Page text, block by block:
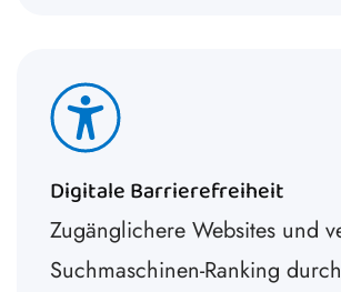
Digitale Barrierefreiheit
Zugänglichere Websites und
Suchmaschinen-Ranking durch